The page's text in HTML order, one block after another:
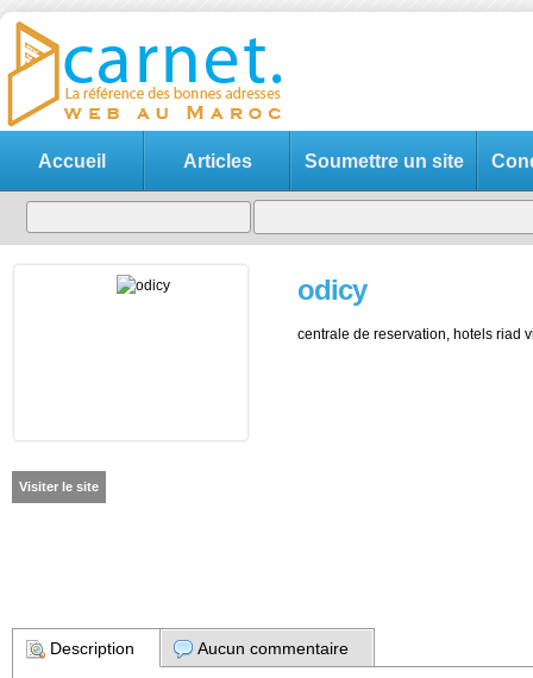
Accueil Articles Soumettre un site
odicy
centrale de reservation, hotels riad
Visiter le site
Description Aucun commentaire